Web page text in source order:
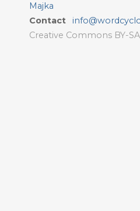
Majka
Contact
Creative Commons BY-SA